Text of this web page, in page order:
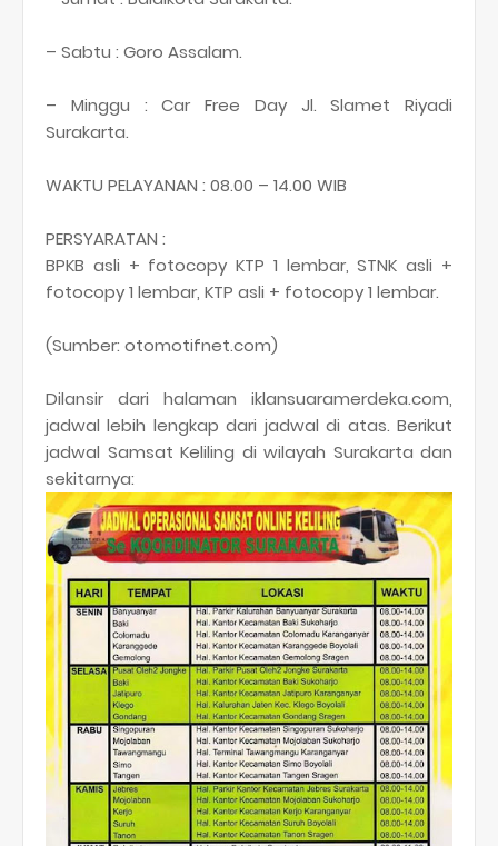
– Sabtu : Goro Assalam.
– Minggu : Car Free Day Jl. Slamet Riyadi
Surakarta.
WAKTU PELAYANAN : 08.00 – 14.00 WIB
PERSYARATAN :
BPKB asli + fotocopy KTP 1 lembar, STNK asli +
fotocopy 1 lembar, KTP asli + fotocopy 1 lembar.
(Sumber: otomotifnet.com)
Dilansir dari halaman iklansuaramerdeka.com,
jadwal lebih lengkap dari jadwal di atas. Berikut
jadwal Samsat Keliling di wilayah Surakarta dan
sekitarnya: